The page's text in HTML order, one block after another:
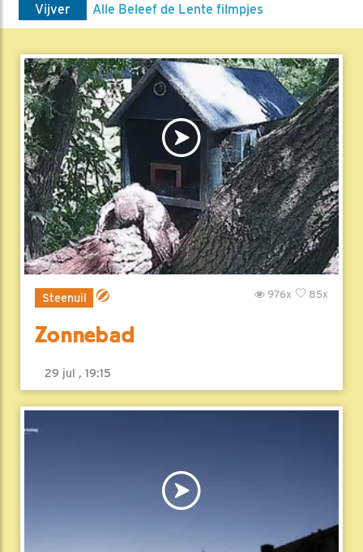
Vijver Alle Beleef de Lente filmpjes
Steenuil 85x
976x
Zonnebad
29 jul , 19:15